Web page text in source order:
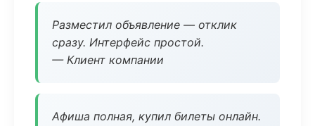
Разместил объявление — отклик
сразу. Интерфейс простой.
— Клиент компании
Афиша полная, купил билеты онлайн.